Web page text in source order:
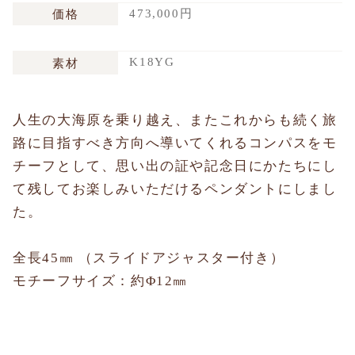
価格 473,000円
素材 K18YG
人生の大海原を乗り越え、またこれからも続く旅
路に目指すべき方向へ導いてくれるコンパスをモ
チーフとして、思い出の証や記念日にかたちにし
て残してお楽しみいただけるペンダントにしまし
た。
全長45㎜ （スライドアジャスター付き）
モチーフサイズ：約Φ12㎜